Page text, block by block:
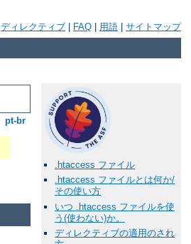
ディレクティブ FAQ 用語 サイトマップ
pt-br
.htaccess ファイル
.htaccess ファイルとは何か/
その使い方
いつ .htaccess ファイルを使
う(使わない)か。
ディレクティブの適用のされ